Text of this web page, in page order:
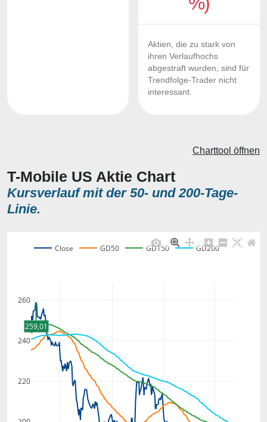
Aktien, die zu stark von
ihren Verlaufhochs
abgestraft wurden, sind für
Trendfolge-Trader nicht
interessant.
T-Mobile US Aktie Chart
Kursverlauf mit der 50- und 200-Tage-
Linie.
Charttool öffnen
220
240
260
Close GD50 GD150 GD200
259,01